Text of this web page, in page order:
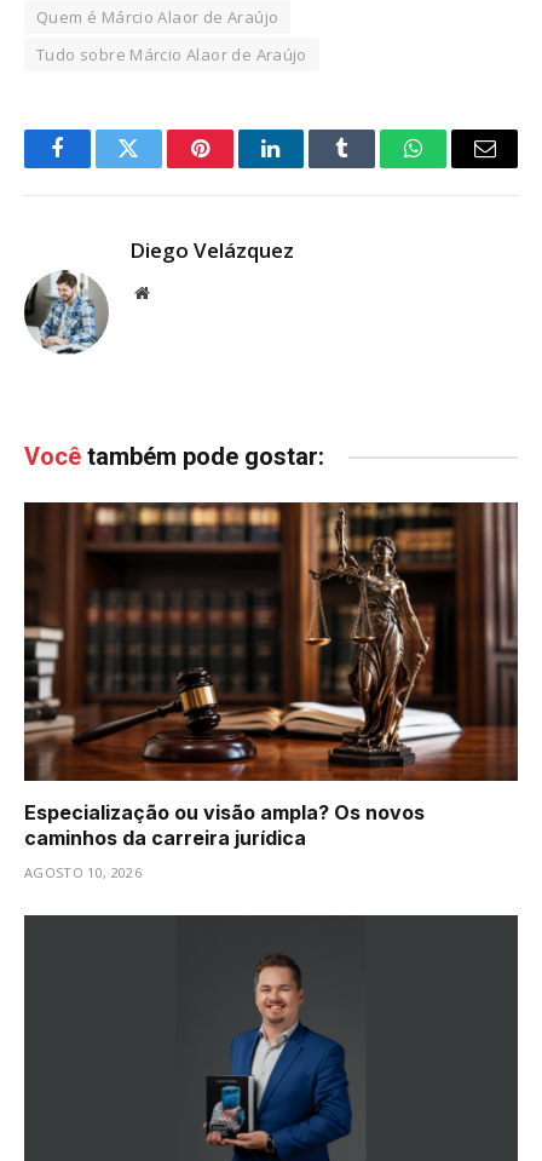
Quem é Márcio Alaor de Araújo
Tudo sobre Márcio Alaor de Araújo
FacebookTwitter PinterestLinkedInTumblr WhatsAppEmail
Diego Velázquez
Website
Você também pode gostar:
Especialização ou visão ampla? Os novos
caminhos da carreira jurídica
AGOSTO 10, 2026